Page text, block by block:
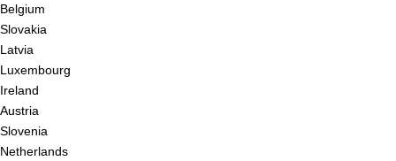
Belgium
Slovakia
Latvia
Luxembourg
Ireland
Austria
Slovenia
Netherlands